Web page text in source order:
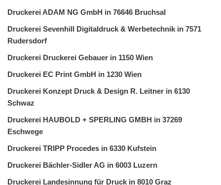
Druckerei ADAM NG GmbH in 76646 Bruchsal
Druckerei Sevenhill Digitaldruck & Werbetechnik in 7571
Rudersdorf
Druckerei Druckerei Gebauer in 1150 Wien
Druckerei EC Print GmbH in 1230 Wien
Druckerei Konzept Druck & Design R. Leitner in 6130
Schwaz
Druckerei HAUBOLD + SPERLING GMBH in 37269
Eschwege
Druckerei TRIPP Procedes in 6330 Kufstein
Druckerei Bächler-Sidler AG in 6003 Luzern
Druckerei Landesinnung für Druck in 8010 Graz